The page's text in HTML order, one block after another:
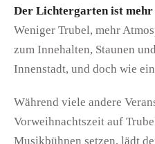
Der Lichtergarten ist
Weniger Trubel, mehr
zum Innehalten, Staunen
Innenstadt, und doch wie
Während viele andere
Vorweihnachtszeit auf
Musikbühnen setzen, lädt